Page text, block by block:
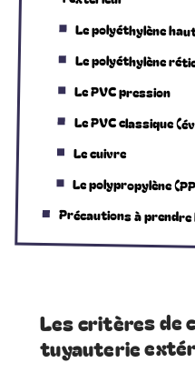
Le polyéthylène
Le polyéthylène
Le PVC pression
Le PVC classique
Le cuivre
Le polypropylène
Précautions à
Les critères de
tuyauterie